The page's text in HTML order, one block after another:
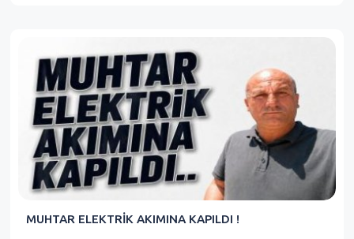
MUHTAR ELEKTRİK AKIMINA KAPILDI !